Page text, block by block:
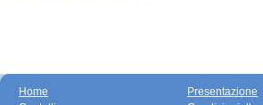
Home
Presentazione